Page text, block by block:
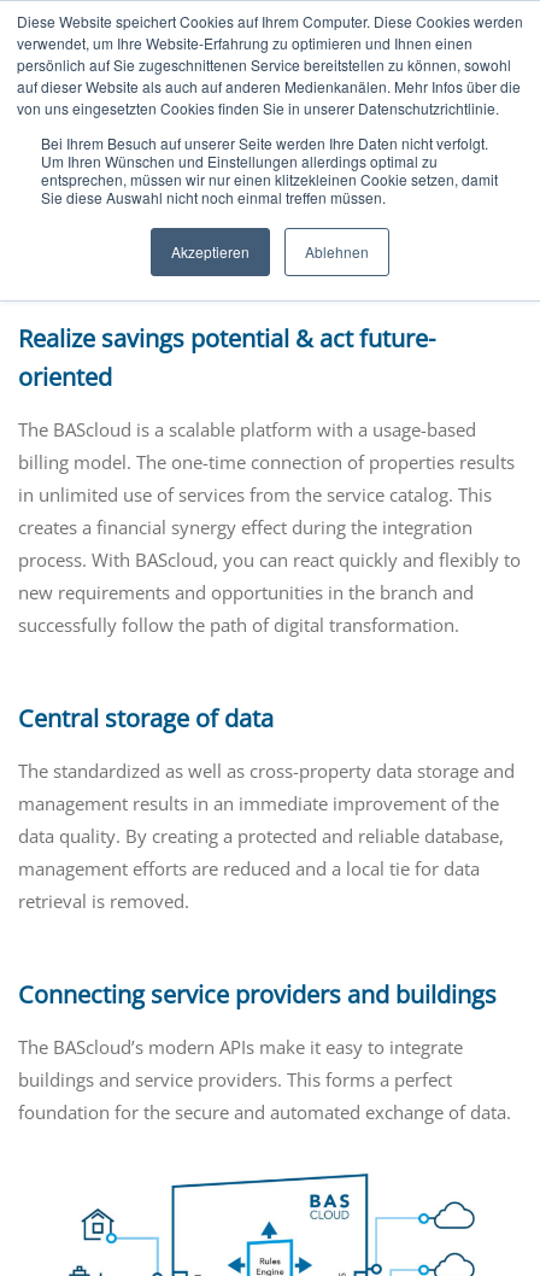
Diese Website speichert Cookies auf Ihrem Computer. Diese Cookies werden
verwendet, um Ihre Website-Erfahrung zu optimieren und Ihnen einen
persönlich auf Sie zugeschnittenen Service bereitstellen zu können, sowohl
auf dieser Website als auch auf anderen Medienkanälen. Mehr Infos über die
von uns eingesetzten Cookies finden Sie in unserer Datenschutzrichtlinie.
Bei Ihrem Besuch auf unserer Seite werden Ihre Daten nicht verfolgt.
Um Ihren Wünschen und Einstellungen allerdings optimal zu
entsprechen, müssen wir nur einen klitzekleinen Cookie setzen, damit
Sie diese Auswahl nicht noch einmal treffen müssen.
Akzeptieren Ablehnen
Advantages of the BAScloud
Realize savings potential & act future-
oriented
The BAScloud is a scalable platform with a usage-based
billing model. The one-time connection of properties results
in unlimited use of services from the service catalog. This
creates a financial synergy effect during the integration
process. With BAScloud, you can react quickly and flexibly to
new requirements and opportunities in the branch and
successfully follow the path of digital transformation.
Central storage of data
The standardized as well as cross-property data storage and
management results in an immediate improvement of the
data quality. By creating a protected and reliable database,
management efforts are reduced and a local tie for data
retrieval is removed.
Connecting service providers and buildings
The BAScloud’s modern APIs make it easy to integrate
buildings and service providers. This forms a perfect
foundation for the secure and automated exchange of data.